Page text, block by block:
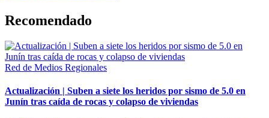
Recomendado
Red de Medios Regionales
Actualización | Suben a siete los heridos por sismo de 5.0 en
Junín tras caída de rocas y colapso de viviendas